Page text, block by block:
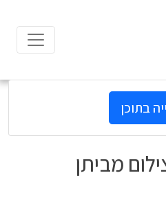
בתוכן
מביתן